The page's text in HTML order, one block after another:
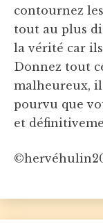
contournez
tout au plus
la vérité car
Donnez tout
malheureux,
pourvu que
et